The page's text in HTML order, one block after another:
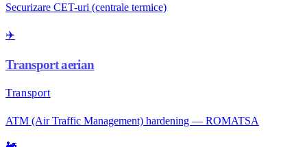
Securizare CET-uri (centrale termice)
✈️
Transport aerian
Transport
ATM (Air Traffic Management) hardening — ROMATSA